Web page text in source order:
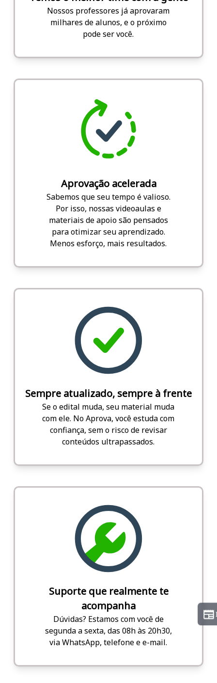
Nossos professores já aprovaram
milhares de alunos, e o próximo
pode ser você.
Aprovação acelerada
Sabemos que seu tempo é valioso.
Por isso, nossas videoaulas e
materiais de apoio são pensados
para otimizar seu aprendizado.
Menos esforço, mais resultados.
Sempre atualizado, sempre à frente
Se o edital muda, seu material muda
com ele. No Aprova, você estuda com
confiança, sem o risco de revisar
conteúdos ultrapassados.
Suporte que realmente te
acompanha
Dúvidas? Estamos com você de
segunda a sexta, das 08h às 20h30,
via WhatsApp, telefone e e-mail.